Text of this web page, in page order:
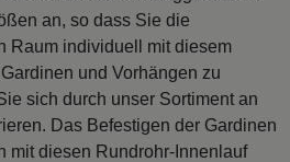
an, so dass Sie die
Raum individuell mit diesem
und Vorhängen zu
sich durch unser Sortiment an
Das Befestigen der Gardinen
mit diesen Rundrohr-Innenlauf